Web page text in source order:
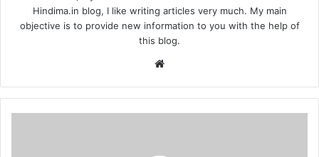
Hindima.in blog, I like writing articles very much. My main
objective is to provide new information to you with the help of
this blog.